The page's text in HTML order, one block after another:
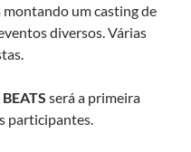
montando um casting de
diversos. Várias
será a primeira
participantes.